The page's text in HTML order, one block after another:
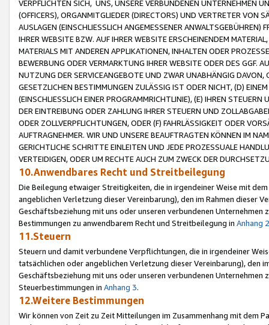
VERPFLICHTEN SICH, UNS, UNSERE VERBUNDENEN UNTERNEHMEN
(OFFICERS), ORGANMITGLIEDER (DIRECTORS) UND VERTRETER VON
AUSLAGEN (EINSCHLIESSLICH ANGEMESSENER
IHRER WEBSITE BZW. AUF IHRER WEBSITE ERSCHEINENDEM
MATERIALS MIT ANDEREN APPLIKATIONEN, INHALTEN ODER
BEWERBUNG ODER VERMARKTUNG IHRER WEBSITE ODER DES GGF.
NUTZUNG DER SERVICEANGEBOTE UND ZWAR UNABHÄNGIG
GESETZLICHEN BESTIMMUNGEN ZULÄSSIG IST ODER NICHT, (D)
(EINSCHLIESSLICH EINER PROGRAMMRICHTLINIE), (E) IHREN
DER EINTREIBUNG ODER ZAHLUNG IHRER STEUERN UND
ODER ZOLLVERPFLICHTUNGEN, ODER (F) FAHRLÄSSIGKEIT ODER
AUFTRAGNEHMER. WIR UND UNSERE BEAUFTRAGTEN KÖNNEN IM
GERICHTLICHE SCHRITTE EINLEITEN UND JEDE PROZESSUALE
VERTEIDIGEN, ODER UM RECHTE AUCH ZUM ZWECK DER
10.Anwendbares Recht und Streitbeilegung
Die Beilegung etwaiger Streitigkeiten, die in irgendeiner Weise mit
angeblichen Verletzung dieser Vereinbarung), den im Rahmen dieser
Geschäftsbeziehung mit uns oder unseren verbundenen
Bestimmungen zu anwendbarem Recht und Streitbeilegung in Anhang 2
11.Steuern
Steuern und damit verbundene Verpflichtungen, die in irgendeiner
tatsächlichen oder angeblichen Verletzung dieser Vereinbarung), den
Geschäftsbeziehung mit uns oder unseren verbundenen
Steuerbestimmungen in Anhang 3.
12.Weitere Bestimmungen
Wir können von Zeit zu Zeit Mitteilungen im Zusammenhang mit dem